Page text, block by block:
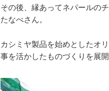
その後、縁あってネパールの
たなべさん。
カシミヤ製品を始めとしたオ
事を活かしたものづくりを展開